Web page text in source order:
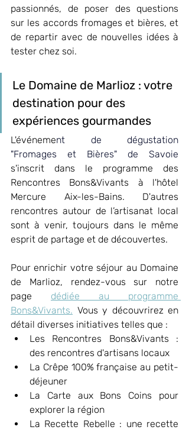
passionnés, de poser des questions
sur les accords fromages et bières, et
de repartir avec de nouvelles idées à
tester chez soi.
Le Domaine de Marlioz : votre
destination pour des
expériences gourmandes
L'événement de dégustation
"Fromages et Bières" de Savoie
s'inscrit dans le programme des
Rencontres Bons&Vivants à l'hôtel
Mercure Aix-les-Bains. D'autres
rencontres autour de l’artisanat local
sont à venir, toujours dans le même
esprit de partage et de découvertes.
Pour enrichir votre séjour au Domaine
de Marlioz, rendez-vous sur notre
page dédiée au programme
Bons&Vivants. Vous y découvrirez en
détail diverses initiatives telles que :
Les Rencontres Bons&Vivants :
des rencontres d'artisans locaux
La Crêpe 100% française au petit-
déjeuner
La Carte aux Bons Coins pour
explorer la région
La Recette Rebelle : une recette